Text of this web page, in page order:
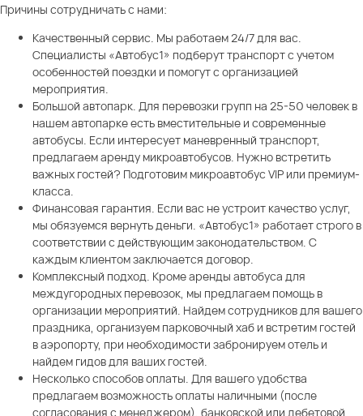
Причины сотрудничать с нами:
Качественный сервис. Мы работаем 24/7 для вас.
Специалисты «Автобус1» подберут транспорт с учетом
особенностей поездки и помогут с организацией
мероприятия.
Большой автопарк. Для перевозки групп на 25-50 человек в
нашем автопарке есть вместительные и современные
автобусы. Если интересует маневренный транспорт,
предлагаем аренду микроавтобусов. Нужно встретить
важных гостей? Подготовим микроавтобус VIP или премиум-
класса.
Финансовая гарантия. Если вас не устроит качество услуг,
мы обязуемся вернуть деньги. «Автобус1» работает строго в
соответствии с действующим законодательством. С
каждым клиентом заключается договор.
Комплексный подход. Кроме аренды автобуса для
междугородных перевозок, мы предлагаем помощь в
организации мероприятий. Найдем сотрудников для вашего
праздника, организуем парковочный хаб и встретим гостей
в аэропорту, при необходимости забронируем отель и
найдем гидов для ваших гостей.
Несколько способов оплаты. Для вашего удобства
предлагаем возможность оплаты наличными (после
согласования с менеджером), банковской или дебетовой